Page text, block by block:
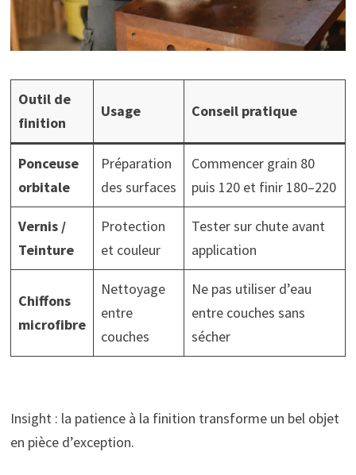
Outil de
finition
Usage Conseil pratique
Ponceuse
orbitale
Préparation
des surfaces
Commencer grain 80
puis 120 et finir 180–220
Vernis /
Teinture
Protection
et couleur
Tester sur chute avant
application
Chiffons
microfibre
Nettoyage
entre
couches
Ne pas utiliser d’eau
entre couches sans
sécher
Insight : la patience à la finition transforme un bel objet
en pièce d’exception.